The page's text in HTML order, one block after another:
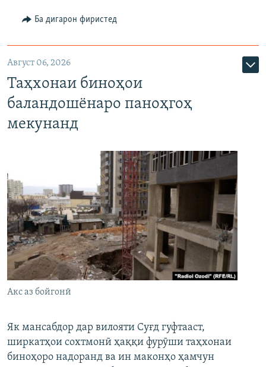
Ба дигарон фиристед
Август 06, 2026
Таҳхонаи биноҳои
баландошёнаро паноҳгоҳ
мекунанд
Акс аз бойгонӣ
Як мансабдор дар вилояти Суғд гуфтааст,
ширкатҳои сохтмонӣ ҳаққи фурӯши таҳхонаи
биноҳоро надоранд ва ин маконҳо ҳамчун